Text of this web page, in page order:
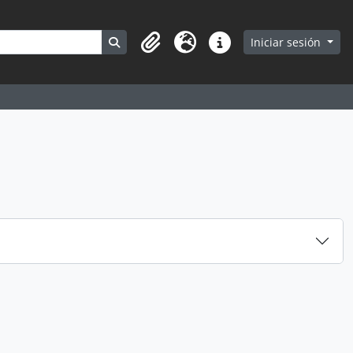
Search in browse page
Portapapeles
Idioma Enlaces rápidos
Iniciar sesión